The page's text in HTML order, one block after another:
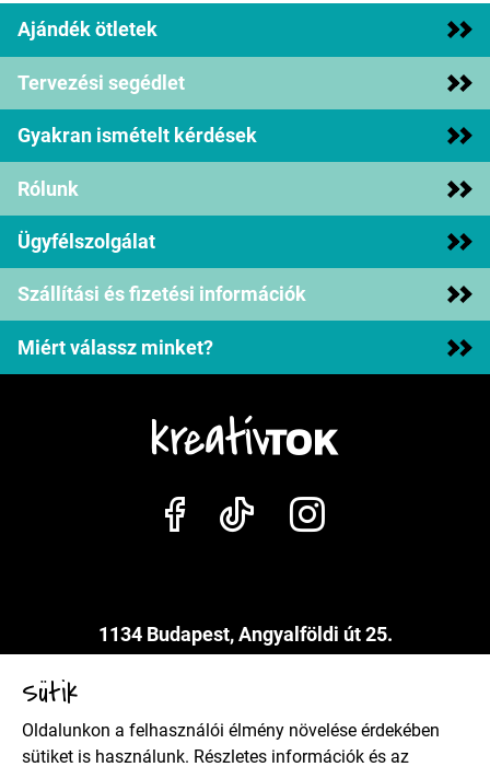
Ajándék ötletek
Tervezési segédlet
Gyakran ismételt kérdések
Rólunk
Ügyfélszolgálat
Szállítási és fizetési információk
Miért válassz minket?
1134 Budapest, Angyalföldi út 25.
Adatkezelési szabályzat
Sütik
Oldalunkon a felhasználói élmény növelése érdekében
sütiket is használunk. Részletes információk és az